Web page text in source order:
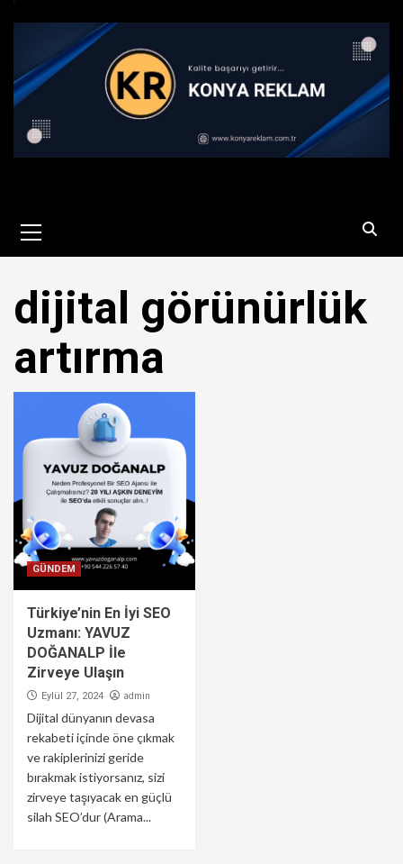
Menu
dijital görünürlük
artırma
GÜNDEM
Türkiye’nin En İyi SEO
Uzmanı: YAVUZ
DOĞANALP İle
Zirveye Ulaşın
Eylül 27, 2024 admin
Dijital dünyanın devasa
rekabeti içinde öne çıkmak
ve rakiplerinizi geride
bırakmak istiyorsanız, sizi
zirveye taşıyacak en güçlü
silah SEO’dur (Arama...